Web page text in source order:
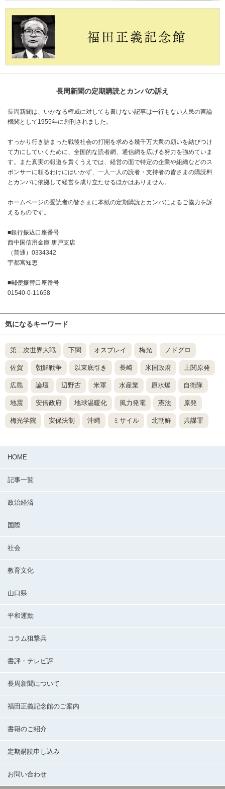
長周新聞の定期購読とカンパの訴え
長周新聞は、いかなる権威に対しても書けない記事は一行もない人民の言論
機関として1955年に創刊されました。
すっかり行き詰まった戦後社会の打開を求める幾千万大衆の願いを結びつけ
て力にしていくために、全国的な読者網、通信網を広げる努力を強めていま
す。また真実の報道を貫くうえでは、経営の面で特定の企業や組織などのス
ポンサーに頼るわけにはいかず、一人一人の読者・支持者の皆さまの購読料
とカンパに依拠して経営を成り立たせるほかはありません。
ホームページの愛読者の皆さまに本紙の定期購読とカンパによるご協力を訴
えるものです。
■銀行振込口座番号
西中国信用金庫 唐戸支店
（普通）0334342
宇都宮知恵
■郵便振替口座番号
01540-0-11658
気になるキーワード
第二次世界大戦 下関 オスプレイ 梅光 ノドグロ
佐賀 朝鮮戦争 以東底引き 長崎 米国政府 上関原発
広島 論壇 辺野古 米軍 水産業 原水爆 自衛隊
地震 安倍政府 地球温暖化 風力発電 憲法 原発
梅光学院 安保法制 沖縄 ミサイル 北朝鮮 共謀罪
HOME
記事一覧
政治経済
国際
社会
教育文化
山口県
平和運動
コラム狙撃兵
書評・テレビ評
長周新聞について
福田正義記念館のご案内
書籍のご紹介
定期購読申し込み
お問い合わせ